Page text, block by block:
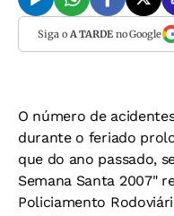
Siga o A TARDEno Google
O número de
durante o feriado
que do ano passado,
Semana Santa 2007"
Policiamento